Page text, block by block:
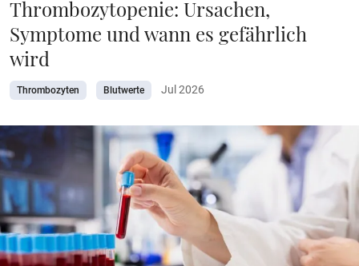
Thrombozytopenie: Ursachen,
Symptome und wann es gefährlich
wird
Thrombozyten Blutwerte Jul 2026